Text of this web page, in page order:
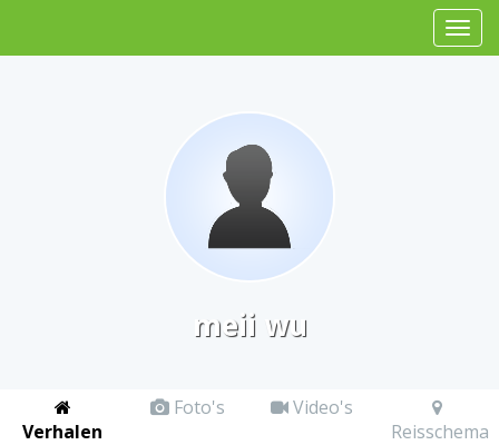
meii wu
Verhalen
Foto's
Video's
Reisschema